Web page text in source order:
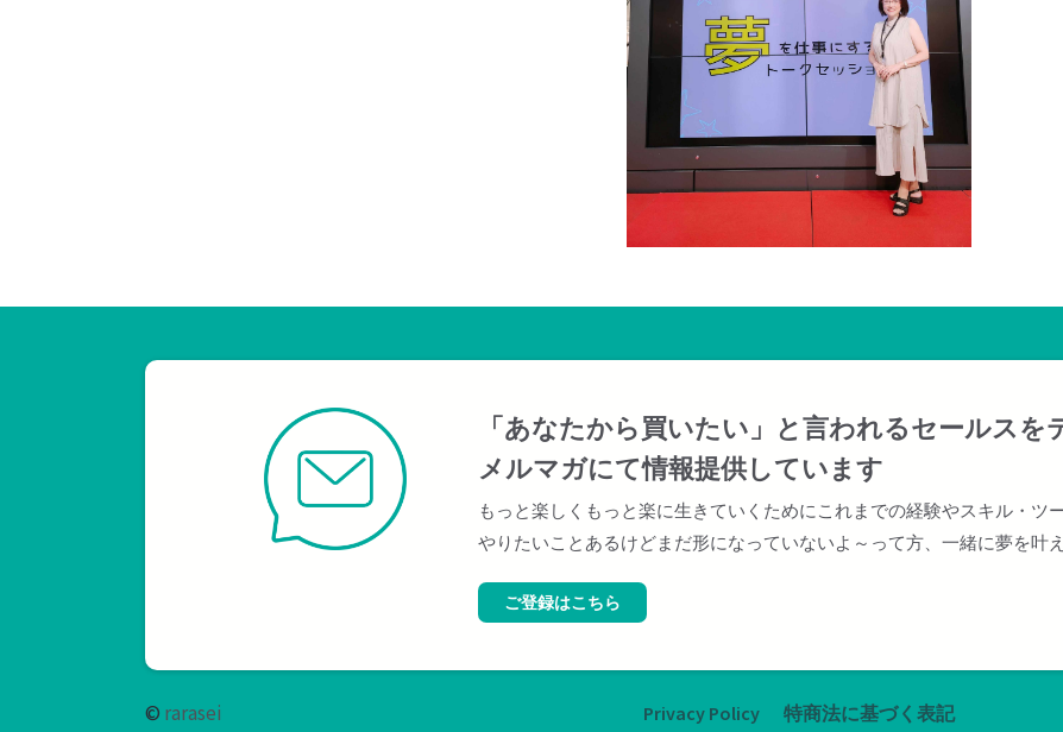
「あなたから買いたい」と言われるセールスを
メルマガにて情報提供しています
もっと楽しくもっと楽に生きていくためにこれまでの経験やスキル・ツ
やりたいことあるけどまだ形になっていないよ～って方、一緒に夢を叶
ご登録はこちら
© rarasei Privacy Policy 特商法に基づく表記